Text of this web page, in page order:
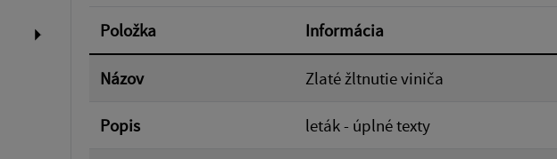
Filtrovať
Položka Informácia
Názov Zlaté žltnutie viniča
Popis leták - úplné texty